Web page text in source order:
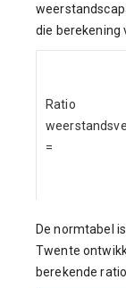
die berekening
Ratio
=
De normtabel
Twente
berekende ratio.